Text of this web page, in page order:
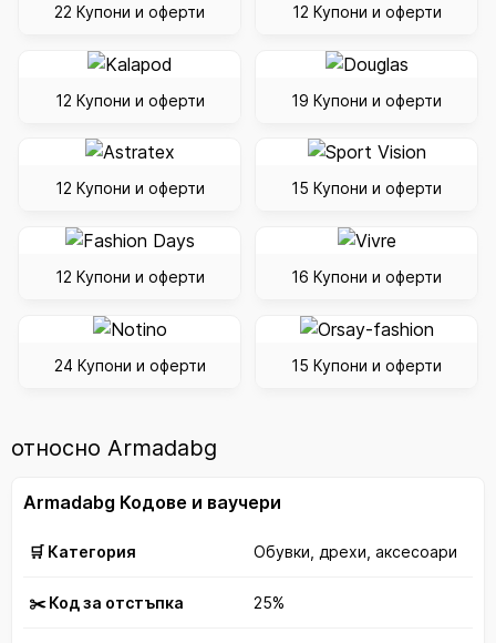
22 Купони и оферти 12 Купони и оферти
12 Купони и оферти 19 Купони и оферти
12 Купони и оферти 15 Купони и оферти
12 Купони и оферти 16 Купони и оферти
24 Купони и оферти 15 Купони и оферти
относно Armadabg
Armadabg Кодове и ваучери
🛒 Категория Обувки, дрехи, аксесоари
✂️ Код за отстъпка 25%